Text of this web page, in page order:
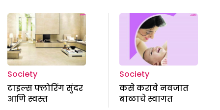
Society
टाइल्स फ्लोरिंग सुंदर
आणि स्वस्त
Society
कसे करावे नवजात
बाळाचे स्वागत